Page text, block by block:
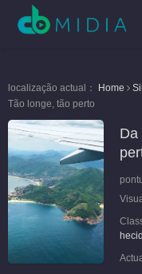
localização actual： Home
Tão longe, tão perto
Da